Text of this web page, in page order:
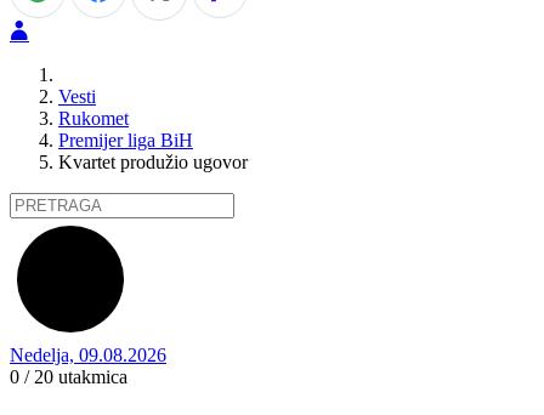
Vesti
Rukomet
Premijer liga BiH
Kvartet produžio ugovor
Nedelja, 09.08.2026
0 / 20 utakmica